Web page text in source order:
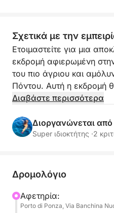
Σχετικά με την
Ετοιμαστείτε για μια
εκδρομή αφιερωμένη
του πιο άγριου και
Πόντου. Αυτή η εκδρομή
μοναδική εμπειρία,
όπου η ηρεμία και η
κυριαρχούν.
να εντοπίσετε την
συμπεριλαμβανομένου
των αγρινών. Το Ζανόνε
Διαβάστε περισσότερα
Διοργανώνεται
Super ιδιοκτήτης ·2
Δρομολόγιο
Αφετηρία:
Porto di Ponza, Via Banchina